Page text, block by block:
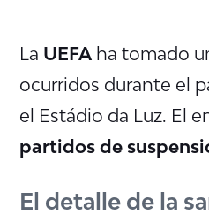
La UEFA ha tomado
ocurridos durante el
el Estádio da Luz. El
partidos de
El detalle de la